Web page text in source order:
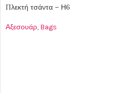
Πλεκτή τσάντα – Η6
Αξεσουάρ, Bags